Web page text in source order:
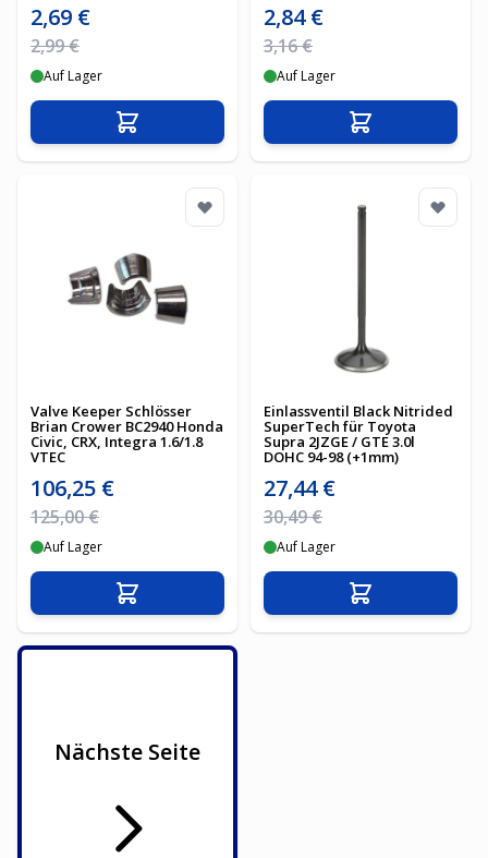
Sonderpreis
2,69 €
Regulärer Preis
2,99 €
Auf Lager
In den Warenkorb
Sonderpreis
2,84 €
Regulärer Preis
3,16 €
Auf Lager
In den
Valve Keeper Schlösser
Brian Crower BC2940 Honda
Civic, CRX, Integra 1.6/1.8
VTEC
Sonderpreis
106,25 €
Regulärer Preis
125,00 €
Auf Lager
In den Warenkorb
Einlassventil Black Nitrided
SuperTech für Toyota
Supra 2JZGE / GTE 3.0l
DOHC 94-98 (+1mm)
Sonderpreis
27,44 €
Regulärer Preis
30,49 €
Auf Lager
In den
Nächste Seite